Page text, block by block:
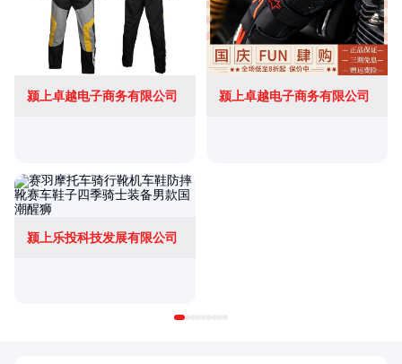
颍上卓越电子商务有限公司 颍上卓越电子商务有限公司
颍上乐投科技发展有限公司